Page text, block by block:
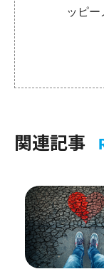
ッピー
関連記事